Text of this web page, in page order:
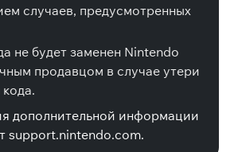
случаев, предусмотренных
не будет заменен Nintendo
продавцом в случае утери
дополнительной информации
support.nintendo.com.